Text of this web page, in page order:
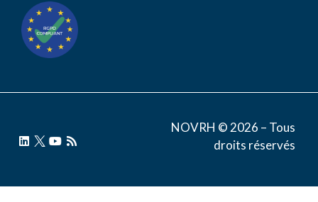
NOVRH © 2026 – Tous
droits réservés